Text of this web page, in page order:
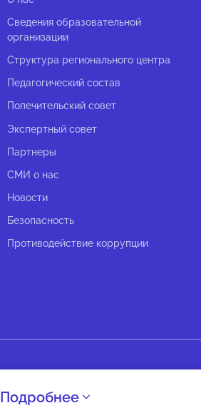
Сведения образовательной
организации
Структура регионального центра
Педагогический состав
Попечительский совет
Экспертный совет
Партнеры
СМИ о нас
Новости
Безопасность
Противодействие коррупции
Подробнее